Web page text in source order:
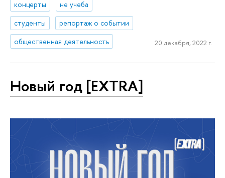
концерты
не учеба
студенты
репортаж о событии
общественная деятельность
20 декабря, 2022 г.
Новый год [EXTRA]